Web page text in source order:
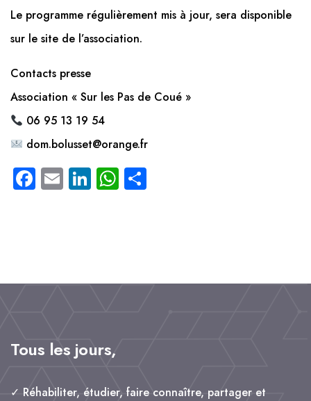
Le programme régulièrement mis à jour, sera disponible
sur le site de l’association.
Contacts presse
Association « Sur les Pas de Coué »
06 95 13 19 54
dom.bolusset@orange.fr
F
a
o
k
E
m
L
i
d
W
h
A e
Tous les jours,
✓ Réhabiliter, étudier, faire connaître, partager et